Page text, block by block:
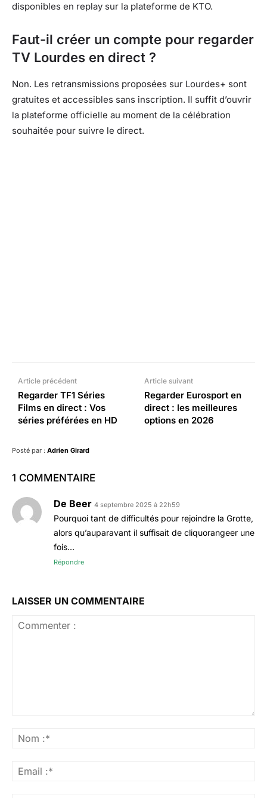
disponibles en replay sur la plateforme de KTO.
Faut-il créer un compte pour regarder
TV Lourdes en direct ?
Non. Les retransmissions proposées sur Lourdes+ sont
gratuites et accessibles sans inscription. Il suffit d’ouvrir
la plateforme officielle au moment de la célébration
souhaitée pour suivre le direct.
Article précédent
Regarder TF1 Séries
Films en direct : Vos
séries préférées en HD
Article suivant
Regarder Eurosport en
direct : les meilleures
options en 2026
Posté par : Adrien Girard
1 COMMENTAIRE
De Beer 4 septembre 2025 à 22h59
Pourquoi tant de difficultés pour rejoindre la Grotte,
alors qu’auparavant il suffisait de cliquorangeer une
fois…
Répondre
LAISSER UN COMMENTAIRE